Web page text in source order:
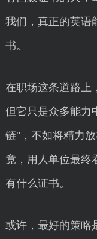
我们，真正的英语
书。
在职场这条道路上
但它只是众多能力
链"，不如将精力
竟，用人单位最终
有什么证书。
或许，最好的策略